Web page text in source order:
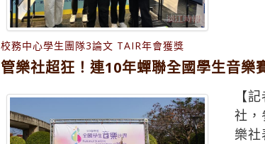
校務中心學生團隊3論文 TAIR年會獲獎
管樂社超狂！連10年蟬聯全國學生音樂
【
社，
樂